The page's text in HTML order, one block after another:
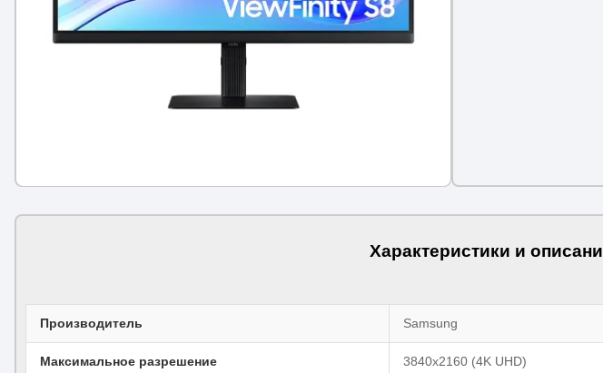
Характеристики и
Производитель Samsung
Максимальное разрешение 3840x2160 (4K UHD)